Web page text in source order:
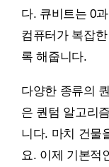
다. 큐비트는 0
컴퓨터가 복잡
록 해줍니다.
다양한 종류의
은 퀀텀 알고리
니다. 마치 건물
요. 이제 기본적